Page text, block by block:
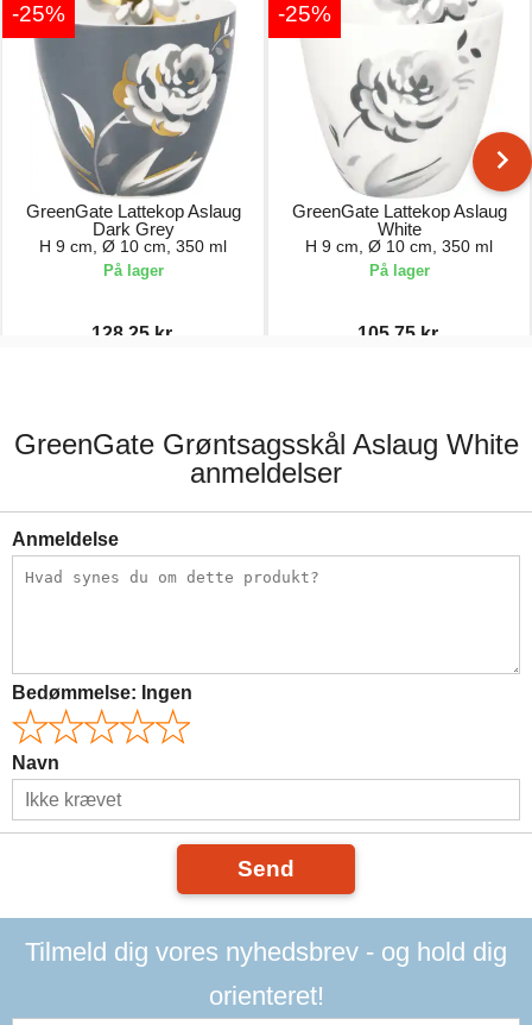
-25%
GreenGate Lattekop Aslaug
Dark Grey
H 9 cm, Ø 10 cm, 350 ml
På lager
128,25 kr.
-25%
GreenGate Lattekop Aslaug
White
H 9 cm, Ø 10 cm, 350 ml
På lager
105,75 kr.
GreenGate Grøntsagsskål Aslaug White
anmeldelser
Anmeldelse
Bedømmelse: Ingen
Navn
Send
Tilmeld dig vores nyhedsbrev - og hold dig
orienteret!